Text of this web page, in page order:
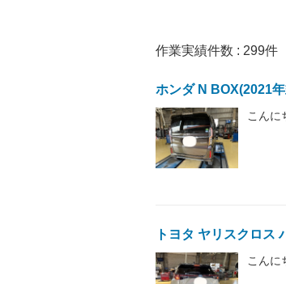
作業実績件数 : 299件
ホンダ N BOX(2021
こんに
トヨタ ヤリスクロス
こんに